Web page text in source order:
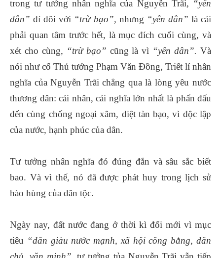
trong tư tưởng nhân nghĩa của Nguyễn Trãi, “yên
dân” đí đôi với “trừ bạo”, nhưng “yên dân” là cái
phải quan tâm trước hết, là mục đích cuối cùng, và
xét cho cùng, “trừ bạo” cũng là vì “yên dân”. Và
nói như cố Thủ tướng Phạm Văn Đồng, Triết lí nhân
nghĩa của Nguyễn Trãi chẳng qua là lòng yêu nước
thương dân: cái nhân, cái nghĩa lớn nhất là phấn đấu
đến cùng chống ngoại xâm, diệt tàn bạo, vì độc lập
của nước, hạnh phúc của dân.
Tư tưởng nhân nghĩa đó đúng đắn và sâu sắc biết
bao. Và vì thế, nó đã được phát huy trong lịch sử
hào hùng của dân tộc.
Ngày nay, đất nước đang ở thời kì đổi mới vì mục
tiêu “dân giàu nước mạnh, xã hội công bằng, dân